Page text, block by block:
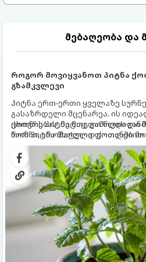
მებაღეობა და
როგორ მოვიყვანოთ პიტნა
გზამკვლევი
პიტნა ერთ-ერთი ყველაზე
გასაზრდელი მცენარეა. ის
ცხოვრებას, მეტიც, გამოცდილი
რომ პიტნა მხოლოდ ქოთანში
გრუნტში (ბაღში) დარგვისას ის
სწრაფად ვრცელდება და სხვა
ქოთნის პიტნა მთელი წლის
ნორჩი, არომატული ფოთლებით
კერძებისთვის.